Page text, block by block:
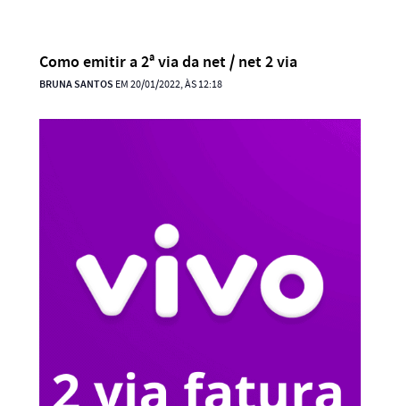
Como emitir a 2ª via da net / net 2 via
BRUNA SANTOS EM 20/01/2022, ÀS 12:18